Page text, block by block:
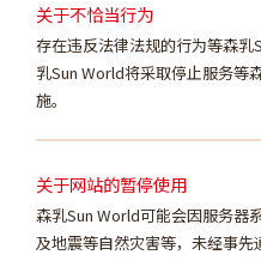
关于不恰当行为
存在违反法律法规的行为等森
乳Sun World将采取停止服务等
施。
关于网站的暂停使用
森乳Sun World可能会因服务器
及地震等自然灾害等，未经事先